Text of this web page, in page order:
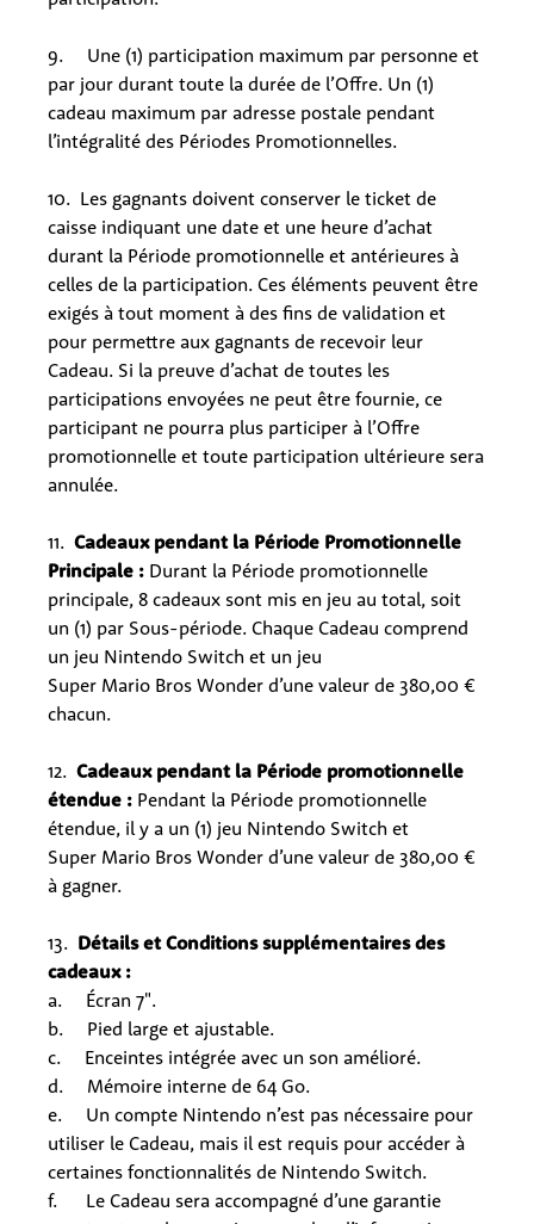
9. Une (1) participation maximum par personne et
par jour durant toute la durée de l’Offre. Un (1)
cadeau maximum par adresse postale pendant
l’intégralité des Périodes Promotionnelles.
10. Les gagnants doivent conserver le ticket de
caisse indiquant une date et une heure d’achat
durant la Période promotionnelle et antérieures à
celles de la participation. Ces éléments peuvent être
exigés à tout moment à des fins de validation et
pour permettre aux gagnants de recevoir leur
Cadeau. Si la preuve d’achat de toutes les
participations envoyées ne peut être fournie, ce
participant ne pourra plus participer à l’Offre
promotionnelle et toute participation ultérieure sera
annulée.
11. Cadeaux pendant la Période Promotionnelle
Principale : Durant la Période promotionnelle
principale, 8 cadeaux sont mis en jeu au total, soit
un (1) par Sous-période. Chaque Cadeau comprend
un jeu Nintendo Switch et un jeu
Super Mario Bros Wonder d’une valeur de 380,00 €
chacun.
12. Cadeaux pendant la Période promotionnelle
étendue : Pendant la Période promotionnelle
étendue, il y a un (1) jeu Nintendo Switch et
Super Mario Bros Wonder d’une valeur de 380,00 €
à gagner.
13. Détails et Conditions supplémentaires des
cadeaux :
a. Écran 7".
b. Pied large et ajustable.
c. Enceintes intégrée avec un son amélioré.
d. Mémoire interne de 64 Go.
e. Un compte Nintendo n’est pas nécessaire pour
utiliser le Cadeau, mais il est requis pour accéder à
certaines fonctionnalités de Nintendo Switch.
f. Le Cadeau sera accompagné d’une garantie